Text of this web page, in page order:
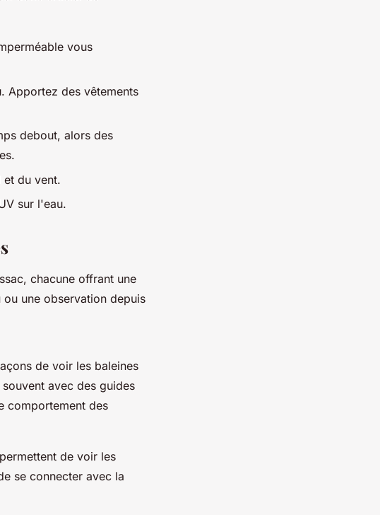
vous
Apportez des vêtements
debout, alors des
et du vent.
sur l'eau.
chacune offrant une
une observation depuis
de voir les baleines
avec des guides
comportement des
de voir les
se connecter avec la